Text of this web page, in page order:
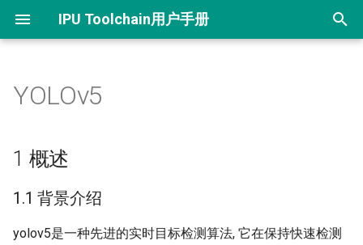
IPU Toolchain用户手册
化
搜
索
首页
环境搭建
1. 快速开始
2. 模型转换
1 概述
1.1 背景介绍
1.2 使用说明
2 模型转换
YOLOv5
1 概述
1.1 背景介绍
yolov5是一种先进的实时目标检测算法, 它在保持快速检测